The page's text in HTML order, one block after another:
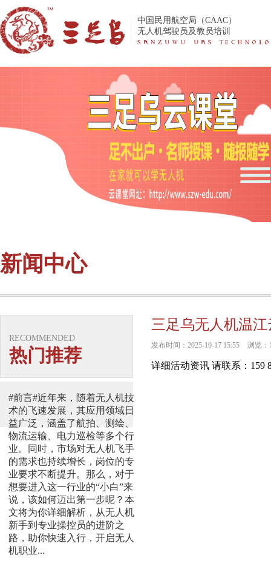
中国民用航空局（CAAC）
无人机驾驶员及教员培训
新闻中心
RECOMMENDED
热门推荐
#前言#近年来，随着无人机技
术的飞速发展，其应用领域日
益广泛，涵盖了航拍、测绘、
物流运输、电力巡检等多个行
业。同时，市场对无人机飞手
的需求也持续增长，岗位的专
业要求不断提升。那么，对于
想要进入这一行业的“小白”来
说，该如何迈出第一步呢？本
文将为你详细解析，从无人机
新手到专业操控员的进阶之
路，助你快速入行，开启无人
机职业...
三足乌无人机温
发布时间：2025-10-17 15:55 浏览：
详细活动资讯 请联系：159